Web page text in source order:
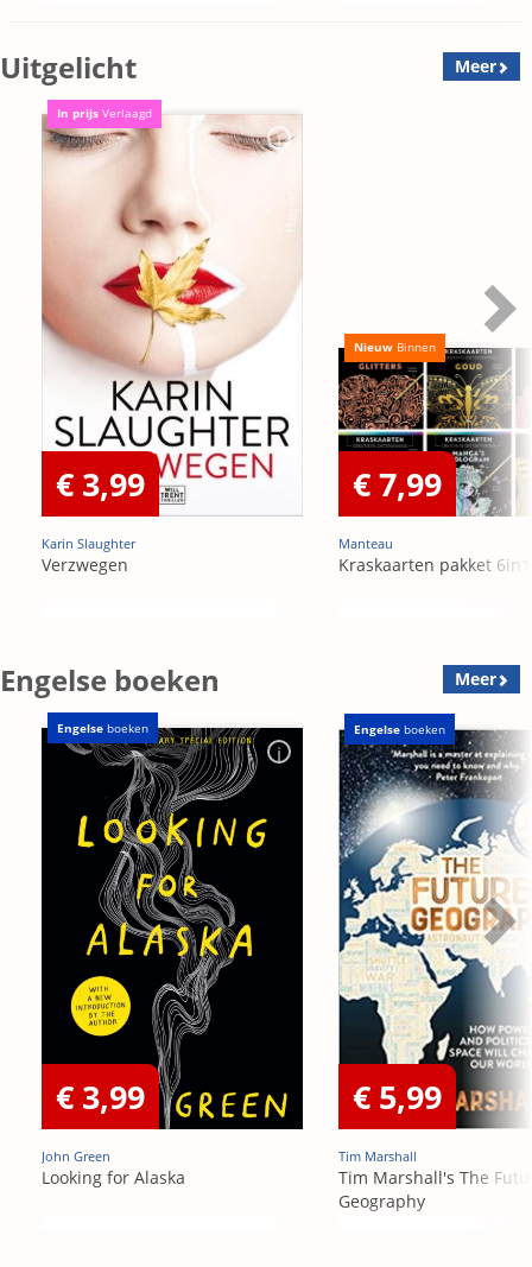
Uitgelicht Meer
In prijs Verlaagd
€ 3,99
Karin Slaughter
Verzwegen
Nieuw Binnen
€ 7,99
Manteau
Kraskaarten pakket 6in1
Engelse boeken Meer
Engelse boeken
€ 3,99
John Green
Looking for Alaska
Engelse boeken
€ 5,99
Tim Marshall
Tim Marshall's The
Geography